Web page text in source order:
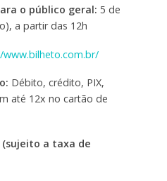
o público geral: 5 de
a partir das 12h
Débito, crédito, PIX,
até 12x no cartão de
(sujeito a taxa de